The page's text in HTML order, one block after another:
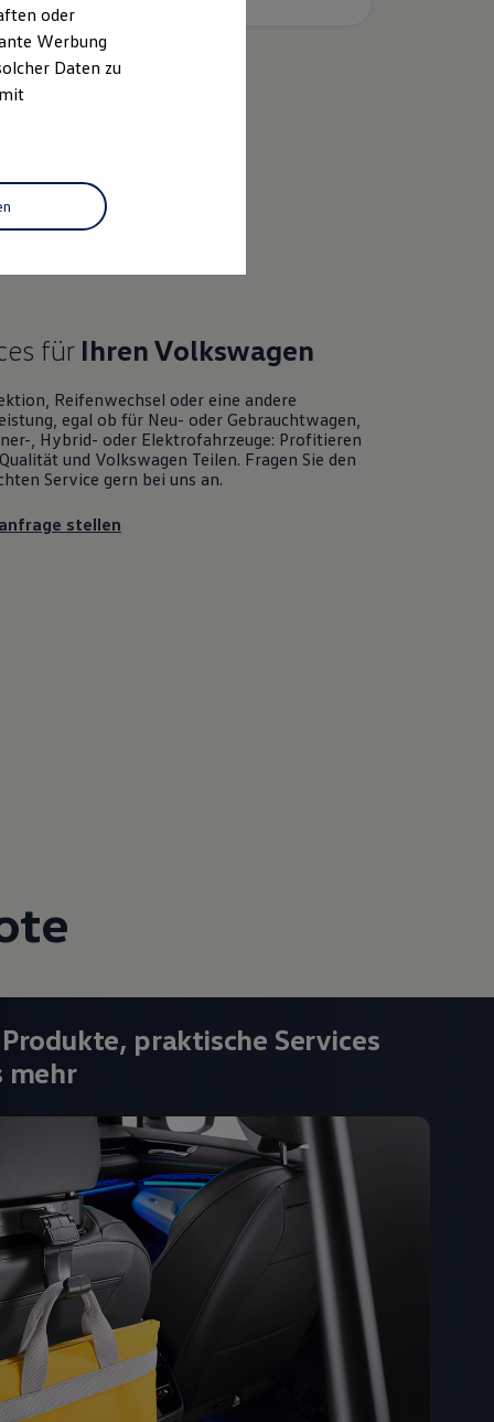
für IhrenVolkswagen
Reifenwechsel oder eine andere
egal ob für Neu- oder Gebrauchtwagen
, Hybrid- oder Elektrofahrzeuge: Profitieren
und Volkswagen Teilen. Fragen Sie den
Service gern bei uns an.
stellen
praktische Services
mehr
oder
Werbung
Daten zu